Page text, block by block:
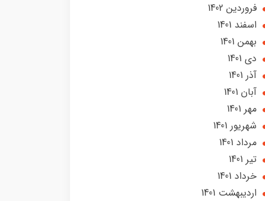
فروردین 1402
اسفند 1401
بهمن 1401
دی 1401
آذر 1401
آبان 1401
مهر 1401
شهریور 1401
مرداد 1401
تير 1401
خرداد 1401
ارديبهشت 1401